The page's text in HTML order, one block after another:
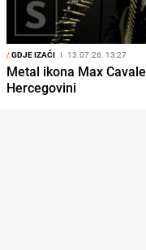
/GDJE IZAĆI I 13.07.26. 13:27
Metal ikona Max
Hercegovini